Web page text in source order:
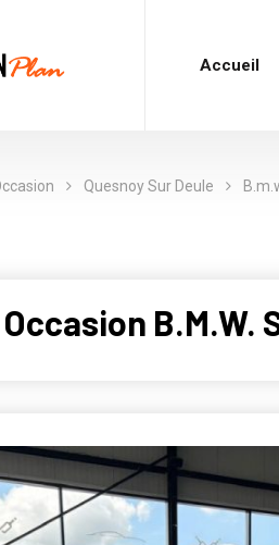
Accueil
Quesnoy Sur Deule
B.M.W.